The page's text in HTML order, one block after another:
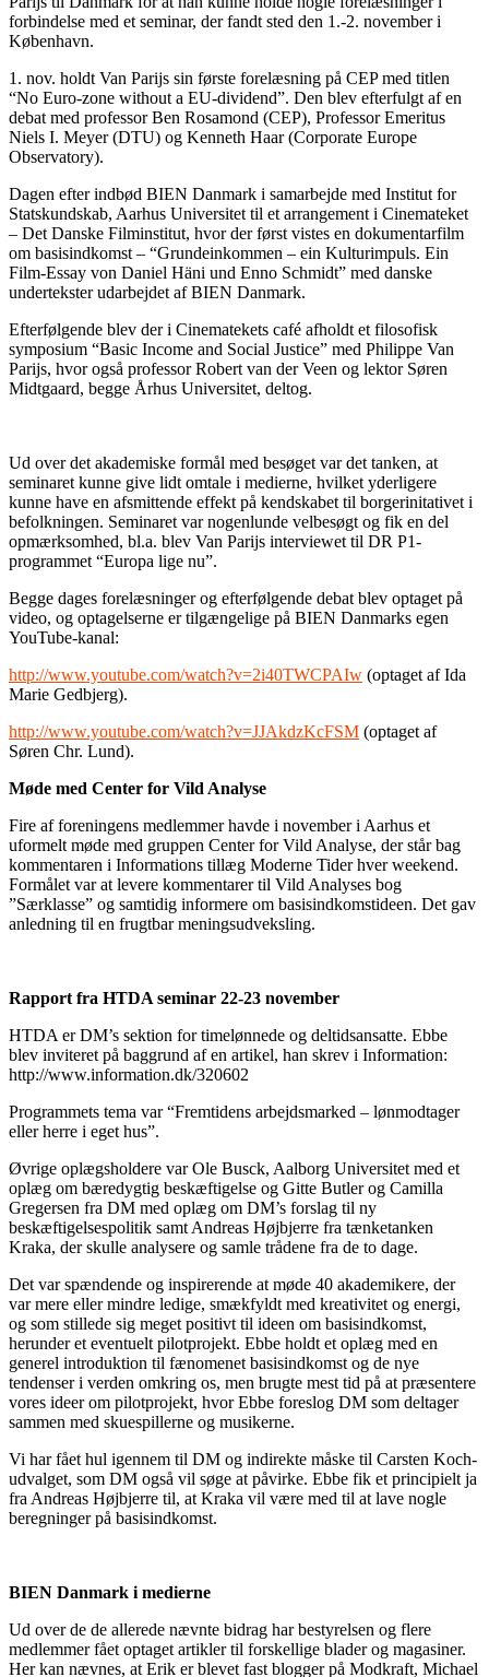
forbindelse med et seminar, der fandt sted den 1.-2. november i
København.
1. nov. holdt Van Parijs sin første forelæsning på CEP med titlen
“No Euro-zone without a EU-dividend”. Den blev efterfulgt af en
debat med professor Ben Rosamond (CEP), Professor Emeritus
Niels I. Meyer (DTU) og Kenneth Haar (Corporate Europe
Observatory).
Dagen efter indbød BIEN Danmark i samarbejde med Institut for
Statskundskab, Aarhus Universitet til et arrangement i Cinemateket
– Det Danske Filminstitut, hvor der først vistes en dokumentarfilm
om basisindkomst – “Grundeinkommen – ein Kulturimpuls. Ein
Film-Essay von Daniel Häni und Enno Schmidt” med danske
undertekster udarbejdet af BIEN Danmark.
Efterfølgende blev der i Cinematekets café afholdt et filosofisk
symposium “Basic Income and Social Justice” med Philippe Van
Parijs, hvor også professor Robert van der Veen og lektor Søren
Midtgaard, begge Århus Universitet, deltog.
Ud over det akademiske formål med besøget var det tanken, at
seminaret kunne give lidt omtale i medierne, hvilket yderligere
kunne have en afsmittende effekt på kendskabet til borgerinitativet i
befolkningen. Seminaret var nogenlunde velbesøgt og fik en del
opmærksomhed, bl.a. blev Van Parijs interviewet til DR P1-
programmet “Europa lige nu”.
Begge dages forelæsninger og efterfølgende debat blev optaget på
video, og optagelserne er tilgængelige på BIEN Danmarks egen
YouTube-kanal:
http://www.youtube.com/watch?v=2i40TWCPAIw (optaget af Ida
Marie Gedbjerg).
http://www.youtube.com/watch?v=JJAkdzKcFSM (optaget af
Søren Chr. Lund).
Møde med Center for Vild Analyse
Fire af foreningens medlemmer havde i november i Aarhus et
uformelt møde med gruppen Center for Vild Analyse, der står bag
kommentaren i Informations tillæg Moderne Tider hver weekend.
Formålet var at levere kommentarer til Vild Analyses bog
”Særklasse” og samtidig informere om basisindkomstideen. Det gav
anledning til en frugtbar meningsudveksling.
Rapport fra HTDA seminar 22-23 november
HTDA er DM’s sektion for timelønnede og deltidsansatte. Ebbe
blev inviteret på baggrund af en artikel, han skrev i Information:
http://www.information.dk/320602
Programmets tema var “Fremtidens arbejdsmarked – lønmodtager
eller herre i eget hus”.
Øvrige oplægsholdere var Ole Busck, Aalborg Universitet med et
oplæg om bæredygtig beskæftigelse og Gitte Butler og Camilla
Gregersen fra DM med oplæg om DM’s forslag til ny
beskæftigelsespolitik samt Andreas Højbjerre fra tænketanken
Kraka, der skulle analysere og samle trådene fra de to dage.
Det var spændende og inspirerende at møde 40 akademikere, der
var mere eller mindre ledige, smækfyldt med kreativitet og energi,
og som stillede sig meget positivt til ideen om basisindkomst,
herunder et eventuelt pilotprojekt. Ebbe holdt et oplæg med en
generel introduktion til fænomenet basisindkomst og de nye
tendenser i verden omkring os, men brugte mest tid på at præsentere
vores ideer om pilotprojekt, hvor Ebbe foreslog DM som deltager
sammen med skuespillerne og musikerne.
Vi har fået hul igennem til DM og indirekte måske til Carsten Koch-
udvalget, som DM også vil søge at påvirke. Ebbe fik et principielt ja
fra Andreas Højbjerre til, at Kraka vil være med til at lave nogle
beregninger på basisindkomst.
BIEN Danmark i medierne
Ud over de de allerede nævnte bidrag har bestyrelsen og flere
medlemmer fået optaget artikler til forskellige blader og magasiner.
Her kan nævnes, at Erik er blevet fast blogger på Modkraft, Michael